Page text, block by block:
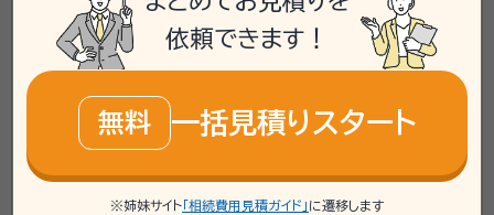
宮城県に対応可能
アクセス
JR仙石線 蛇田駅 徒歩15分
宮城県石巻市丸井戸二丁目７－３
\「いい相続」にてご相談を承ります/
依頼できます！
無料 一括見積りスタート
※姉妹サイト 「相続費用見積ガイド」 に遷移します